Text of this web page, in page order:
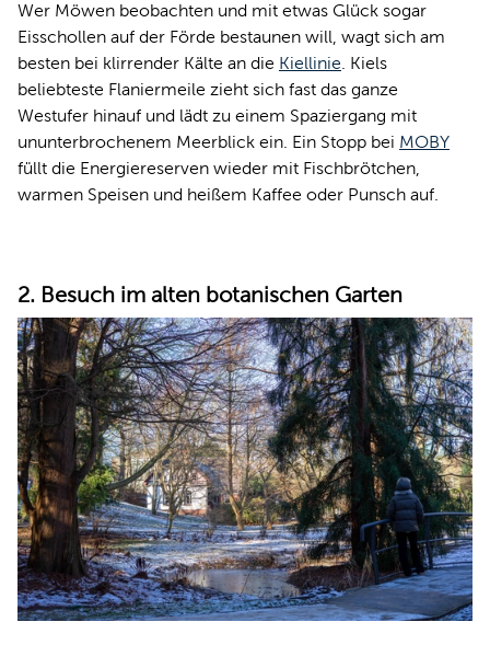
Wer Möwen beobachten und mit etwas Glück sogar
Eisschollen auf der Förde bestaunen will, wagt sich am
besten bei klirrender Kälte an die Kiellinie . Kiels
beliebteste Flaniermeile zieht sich fast das ganze
Westufer hinauf und lädt zu einem Spaziergang mit
ununterbrochenem Meerblick ein. Ein Stopp bei MOBY
füllt die Energiereserven wieder mit Fischbrötchen,
warmen Speisen und heißem Kaffee oder Punsch auf.
2. Besuch im alten botanischen Garten